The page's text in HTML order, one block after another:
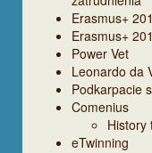
Erasmus+
Erasmus+
Power Vet
Leonardo da
Podkarpacie
Comenius
History
eTwinning